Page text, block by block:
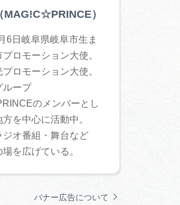
お問い合わせ
サイトポリシー
MAG!C☆PRINCE）
6日岐阜県岐阜市生ま
ロモーション大使。
ロモーション大使。
ループ
のメンバーとし
を中心に活動中。
ジオ番組・舞台など
を広げている。
バナー広告について